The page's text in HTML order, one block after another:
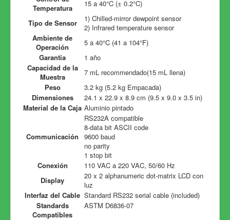
Temperatura
15 a 40°C (± 0.2°C)
Tipo de Sensor
1) Chilled-mirror dewpoint sensor
2) Infrared temperature sensor
Ambiente de
Operación
5 a 40°C (41 a 104°F)
Garantia
1 año
Capacidad de la
Muestra
7 mL recommendado(15 mL llena)
Peso
3.2 kg (5.2 kg Empacada)
Dimensiones
24.1 x 22.9 x 8.9 cm (9.5 x 9.0 x 3.5 in)
Material de la Caja Aluminio pintado
Communicación
RS232A compatible
8-data bit ASCII code
9600 baud
no parity
1 stop bit
Conexión
110 VAC a 220 VAC, 50/60 Hz
Display
20 x 2 alphanumeric dot-matrix LCD con
luz
Interfaz del Cable Standard RS232 serial cable (included)
Standards
Compatibles
ASTM D6836-07